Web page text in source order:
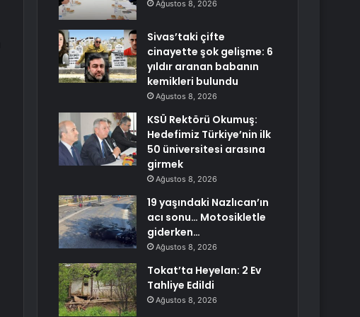
Ağustos 8, 2026
Sivas’taki çifte
cinayette şok gelişme: 6
yıldır aranan babanın
kemikleri bulundu
Ağustos 8, 2026
KSÜ Rektörü Okumuş:
Hedefimiz Türkiye’nin ilk
50 üniversitesi arasına
girmek
Ağustos 8, 2026
19 yaşındaki Nazlıcan’ın
acı sonu… Motosikletle
giderken…
Ağustos 8, 2026
Tokat’ta Heyelan: 2 Ev
Tahliye Edildi
Ağustos 8, 2026